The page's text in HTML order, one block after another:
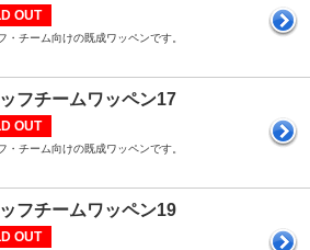
OUT
・チーム向けの既成ワッペンです。
フチームワッペン17
OUT
・チーム向けの既成ワッペンです。
フチームワッペン19
OUT